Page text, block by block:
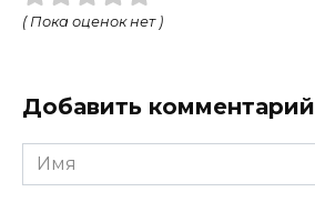
( Пока оценок нет )
Добавить комментарий
Имя
*